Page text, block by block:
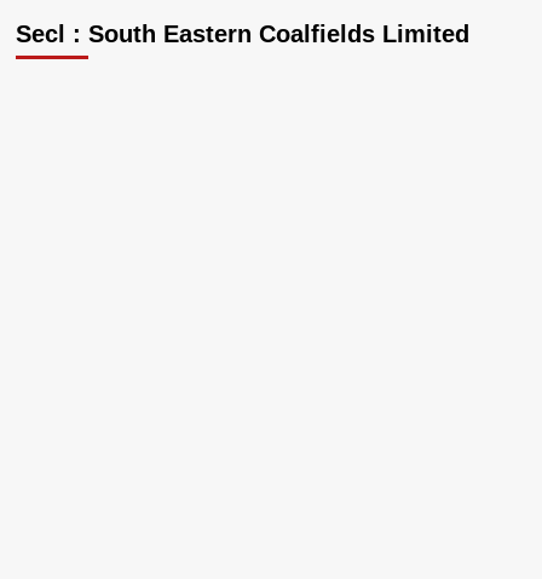
Secl : South Eastern Coalfields Limited